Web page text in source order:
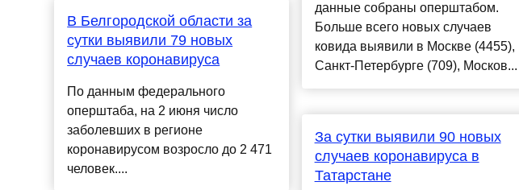
В Белгородской области за
сутки выявили 79 новых
случаев коронавируса
По данным федерального
оперштаба, на 2 июня число
заболевших в регионе
коронавирусом возросло до 2 471
человек....
данные собраны оперштабом.
Больше всего новых случаев
ковида выявили в Москве (4455),
Санкт-Петербурге (709), Москов...
За сутки выявили 90 новых
случаев коронавируса в
Татарстане